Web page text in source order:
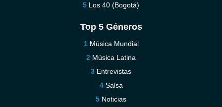
Los 40 (Bogotá)
Top 5 Géneros
Música Mundial
Música Latina
Entrevistas
Salsa
Noticias